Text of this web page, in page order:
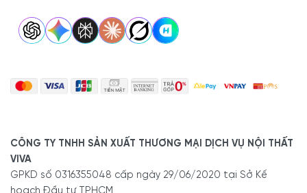
CÔNG TY TNHH SẢN XUẤT THƯƠNG MẠI DỊCH VỤ NỘI THẤT
VIVA
GPKD số 0316355048 cấp ngày 29/06/2020 tại Sở Kế